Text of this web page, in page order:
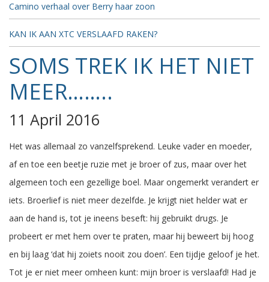
Camino verhaal over Berry haar zoon
KAN IK AAN XTC VERSLAAFD RAKEN?
SOMS TREK IK HET NIET
MEER……..
11 April 2016
Het was allemaal zo vanzelfsprekend. Leuke vader en moeder,
af en toe een beetje ruzie met je broer of zus, maar over het
algemeen toch een gezellige boel. Maar ongemerkt verandert er
iets. Broerlief is niet meer dezelfde. Je krijgt niet helder wat er
aan de hand is, tot je ineens beseft: hij gebruikt drugs. Je
probeert er met hem over te praten, maar hij beweert bij hoog
en bij laag ‘dat hij zoiets nooit zou doen’. Een tijdje geloof je het.
Tot je er niet meer omheen kunt: mijn broer is verslaafd! Had je